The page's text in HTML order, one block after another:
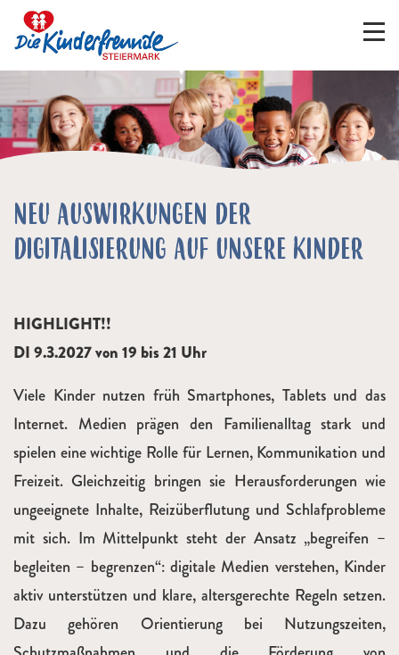
NEU AUSWIRKUNGEN DER
DIGITALISIERUNG AUF UNSERE KINDER
HIGHLIGHT!!
DI 9.3.2027 von 19 bis 21 Uhr
Viele Kinder nutzen früh Smartphones, Tablets und das
Internet. Medien prägen den Familienalltag stark und
spielen eine wichtige Rolle für Lernen, Kommunikation und
Freizeit. Gleichzeitig bringen sie Herausforderungen wie
ungeeignete Inhalte, Reizüberflutung und Schlafprobleme
mit sich. Im Mittelpunkt steht der Ansatz „begreifen –
begleiten – begrenzen“: digitale Medien verstehen, Kinder
aktiv unterstützen und klare, altersgerechte Regeln setzen.
Dazu gehören Orientierung bei Nutzungszeiten,